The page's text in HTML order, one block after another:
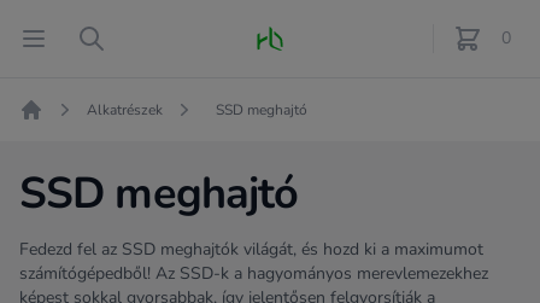
Open menu
Search Fő oldal 0
féle
Alkatrészek SSD meghajtó
SSD meghajtó
Fedezd fel az SSD meghajtók világát, és hozd ki a maximumot
számítógépedből! Az SSD-k a hagyományos merevlemezekhez
képest sokkal gyorsabbak, így jelentősen felgyorsítják a